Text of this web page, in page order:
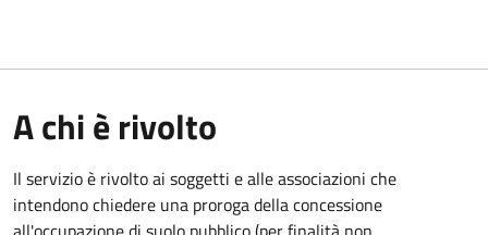
A chi è rivolto
Il servizio è rivolto ai soggetti e alle associazioni che
intendono chiedere una proroga della concessione